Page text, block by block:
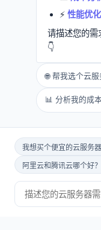
⚡ 性能优化
请描述您的需
👇
🌐 帮我选个云
📊 分析我的成本
我想买个便宜的云服务器
阿里云和腾讯云哪个好？